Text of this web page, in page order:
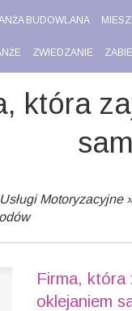
BUDOWLANA
ZWIEDZANIE
która
Usługi Motoryzacyjne
Firma, która
oklejaniem